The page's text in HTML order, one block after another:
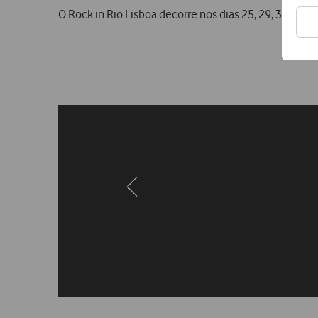
O Rock in Rio Lisboa decorre nos dias 25, 29, 30 e
Previous
page